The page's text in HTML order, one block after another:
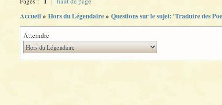
Accueil» Hors du Légendaire» Questions sur le sujet: 'Traduire des
Atteindre